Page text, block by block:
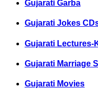
Gujarati Garba
Gujarati Jokes
Gujarati Lectures-
Gujarati Marriage
Gujarati Movies